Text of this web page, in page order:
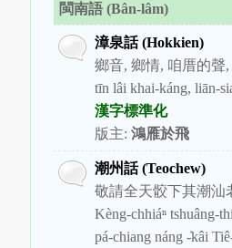
閩南語 (Bân-lâm)
漳泉話 (Hokkien)
鄉音, 鄉情, 咱厝的聲,
tīn lâi khai-káng, liān-
漢字標準化
版主: 鴻雁於飛
潮州話 (Teochew)
敬請全天骹下其潮汕
Kèng-chhiáⁿ tshuâng-
pá-chiang náng -̍kâi